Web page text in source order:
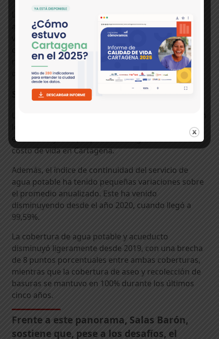
La inflación y las políticas monetarias restrictivas
afectaron negativamente la construcción y venta de
viviendas, subrayando la necesidad de mejorar las
condiciones económicas y de financiación para
reactivar el sector de la construcción y reducir el
déficit habitacional.
Servicios públicos:
los últimos cinco años, con un aumento del 33,5%
entre 2022 y 2023, impactando negativamente el
costo de vida en Cartagena.
Además, el índice de continuidad del servicio de
agua potable ha tenido pequeñas variaciones sobre
el promedio anualizado. Este ha venido
disminuyendo desde el año 2020, cuando llegó a
99,59%.
La cobertura de agua potable y acueducto
disminuyó ligeramente desde 2019, con una brecha
de 8 puntos porcentuales entre ambas coberturas,
mientras que la cobertura de aseo y recolección de
basuras se mantuvo en 100% durante los últimos
cinco años.
Frente a este panorama, Salas Barón,
sostiene que, pese a los desafíos, el